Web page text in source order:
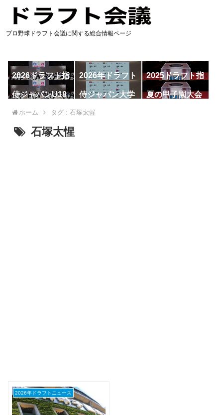
プロ野球ドラフト会議に関する総合情報ページ
2026ドラフト指
名予想
2026年ドラフト
候補
2025ドラフト指
名一覧
侍ジャパンU18
代表
侍ジャパン大学
代表
夏の甲子園大会
ホーム タグ : 石塚太惺
石塚太惺
2026年ドラフトニュース